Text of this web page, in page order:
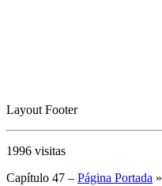
Layout Footer
1996 visitas
Capítulo 47 – Página Portada »